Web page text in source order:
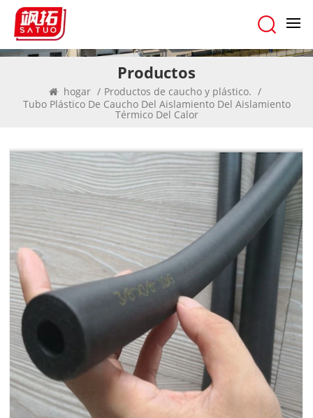
Productos
hogar / Productos de caucho y plástico. /
Tubo Plástico De Caucho Del Aislamiento Del Aislamiento
Térmico Del Calor